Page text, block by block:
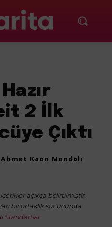
2 İlk
Çıktı
Ahmet Kaan Mandalı
açıkça belirtilmiştir.
bir ortaklık sonucunda
Standartlar